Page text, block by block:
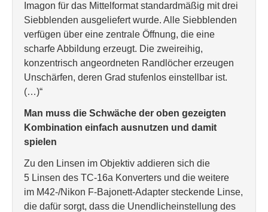
Imagon für das Mittelformat standardmäßig mit drei
Siebblenden ausgeliefert wurde. Alle Siebblenden
verfügen über eine zentrale Öffnung, die eine
scharfe Abbildung erzeugt. Die zweireihig,
konzentrisch angeordneten Randlöcher erzeugen
Unschärfen, deren Grad stufenlos einstellbar ist.
(…)“
Man muss die Schwäche der oben gezeigten
Kombination einfach ausnutzen und damit
spielen
Zu den Linsen im Objektiv addieren sich die
5 Linsen des TC-16a Konverters und die weitere
im M42-/Nikon F-Bajonett-Adapter steckende Linse,
die dafür sorgt, dass die Unendlicheinstellung des